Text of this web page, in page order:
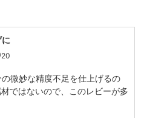
4
微妙な精度不足を仕上げるの
ではないので、このレビーが多